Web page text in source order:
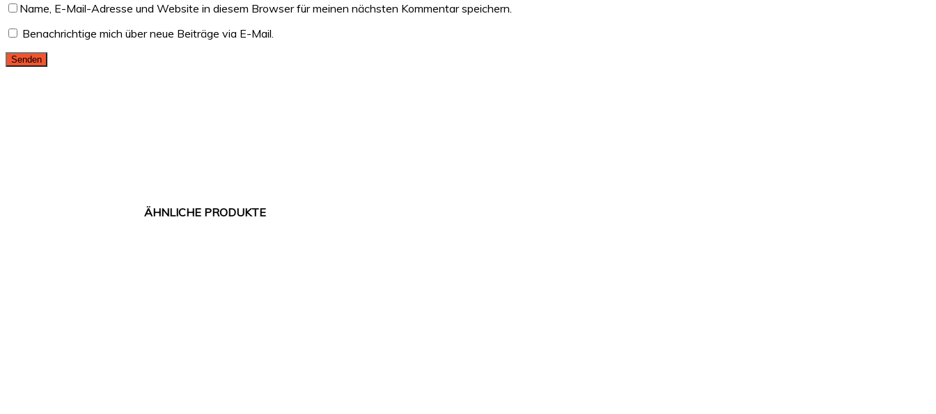
Name, E-Mail-Adresse und Website in diesem Browser für meinen nächsten Kommentar speichern.
Benachrichtige mich über neue Beiträge via E-Mail.